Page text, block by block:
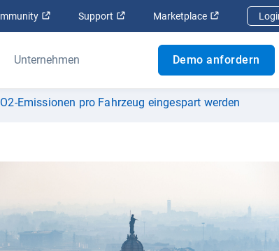
In neuem Fenster öffnen
Support In neuem Fenster öffnen
Marketplace In neuem
Unternehmen Demo anfordern
Emissionen pro Fahrzeug eingespart werden